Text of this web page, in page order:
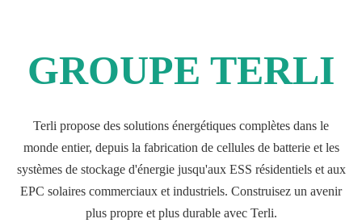
GROUPE TERLI
Terli propose des solutions énergétiques complètes dans le
monde entier, depuis la fabrication de cellules de batterie et les
systèmes de stockage d'énergie jusqu'aux ESS résidentiels et aux
EPC solaires commerciaux et industriels. Construisez un avenir
plus propre et plus durable avec Terli.